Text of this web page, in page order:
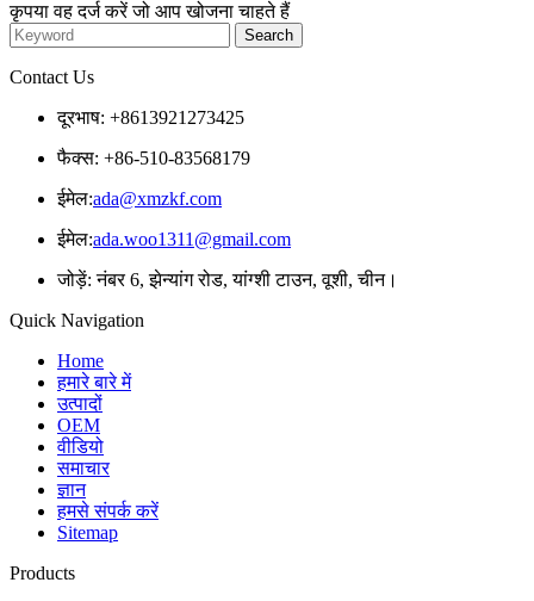
कृपया वह दर्ज करें जो आप खोजना चाहते हैं
Contact Us
दूरभाष: +8613921273425
फैक्स: +86-510-83568179
ईमेल:ada@xmzkf.com
ईमेल:ada.woo1311@gmail.com
जोड़ें: नंबर 6, झेन्यांग रोड, यांग्शी टाउन, वूशी, चीन।
Quick Navigation
Home
हमारे बारे में
उत्पादों
OEM
वीडियो
समाचार
ज्ञान
हमसे संपर्क करें
Sitemap
Products